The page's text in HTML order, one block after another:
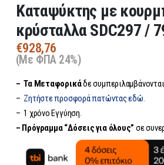
Καταψύκτης με
κρύσταλλα SDC297 /
€928,76
(Με ΦΠΑ 24%)
– Τα Μεταφορικάδε συμπεριλαμβάνονται
– Ζητήστε προσφορά πατώντας εδώ.
– 1 χρόνο Εγγύηση.
– Πρόγραμμα “Δόσεις για όλους” σε